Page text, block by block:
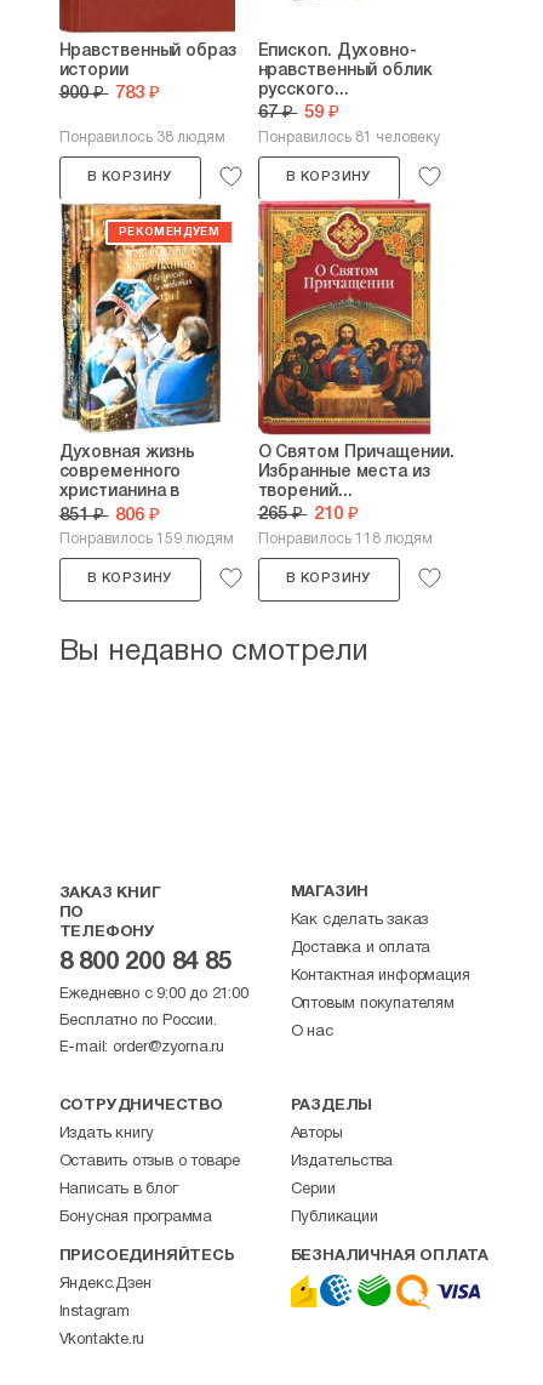
Нравственный образ
истории
900 ₽ 783 ₽
Понравилось 38 людям
В КОРЗИНУ
Епископ. Духовно-
нравственный облик
русского...
67 ₽ 59 ₽
Понравилось 81 человеку
В КОРЗИНУ
Духовная жизнь
современного
христианина в
вопросах и...
851 ₽ 806 ₽
Понравилось 159 людям
В КОРЗИНУ
О Святом Причащении.
Избранные места из
творений...
265 ₽ 210 ₽
Понравилось 118 людям
В КОРЗИНУ
Вы недавно смотрели
ЗАКАЗ КНИГ
ПО
ТЕЛЕФОНУ
8 800 200 84 85
Ежедневно с 9:00 до 21:00
Бесплатно по России.
E-mail: order@zyorna.ru
МАГАЗИН
Как сделать заказ
Доставка и оплата
Контактная информация
Оптовым покупателям
О нас
СОТРУДНИЧЕСТВО
Издать книгу
Оставить отзыв о товаре
Написать в блог
Бонусная программа
РАЗДЕЛЫ
Авторы
Издательства
Серии
Публикации
ПРИСОЕДИНЯЙТЕСЬ
Яндекс.Дзен
Instagram
Vkontakte.ru
БЕЗНАЛИЧНАЯ ОПЛАТА